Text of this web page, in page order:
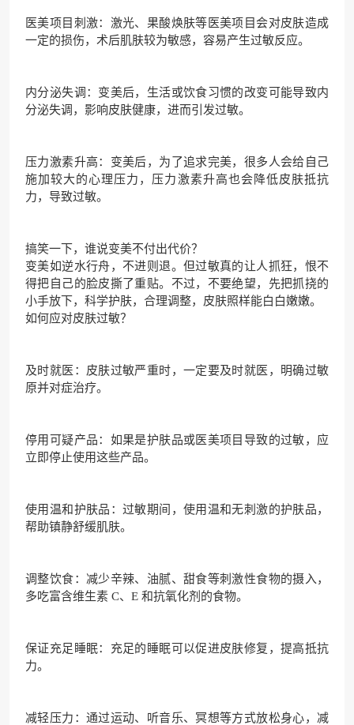
医美项目刺激：激光、果酸焕肤等医美项目会对皮肤造成
一定的损伤，术后肌肤较为敏感，容易产生过敏反应。
内分泌失调：变美后，生活或饮食习惯的改变可能导致内
分泌失调，影响皮肤健康，进而引发过敏。
压力激素升高：变美后，为了追求完美，很多人会给自己
施加较大的心理压力，压力激素升高也会降低皮肤抵抗
力，导致过敏。
搞笑一下，谁说变美不付出代价？
变美如逆水行舟，不进则退。但过敏真的让人抓狂，恨不
得把自己的脸皮撕了重贴。不过，不要绝望，先把抓挠的
小手放下，科学护肤，合理调整，皮肤照样能白白嫩嫩。
如何应对皮肤过敏？
及时就医：皮肤过敏严重时，一定要及时就医，明确过敏
原并对症治疗。
停用可疑产品：如果是护肤品或医美项目导致的过敏，应
立即停止使用这些产品。
使用温和护肤品：过敏期间，使用温和无刺激的护肤品，
帮助镇静舒缓肌肤。
调整饮食：减少辛辣、油腻、甜食等刺激性食物的摄入，
多吃富含维生素 C、E 和抗氧化剂的食物。
保证充足睡眠：充足的睡眠可以促进皮肤修复，提高抵抗
力。
减轻压力：通过运动、听音乐、冥想等方式放松身心，减